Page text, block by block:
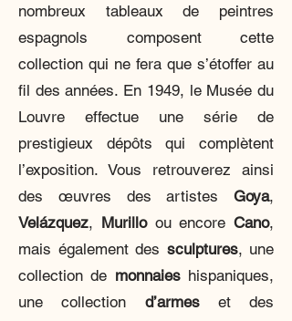
nombreux tableaux de peintres
espagnols composent cette
collection qui ne fera que s’étoffer au
fil des années. En 1949, le Musée du
Louvre effectue une série de
prestigieux dépôts qui complètent
l’exposition. Vous retrouverez ainsi
des œuvres des artistes Goya,
Velázquez, Murillo ou encore Cano,
mais également des sculptures, une
collection de monnaies hispaniques,
une collection d’armes et des